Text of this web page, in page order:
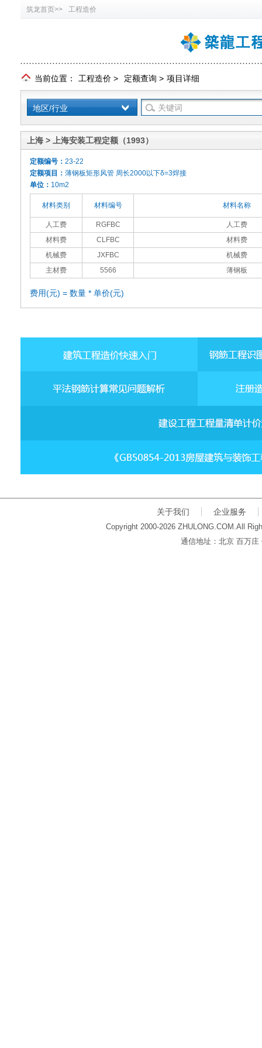
筑龙首页>> 工程造价
当前位置： 工程造价 > 定额查询 > 项目详细
地区/行业
上海 > 上海安装工程定额（1993）
定额编号： 23-22
定额项目： 薄钢板矩形风管 周长2000以下δ=3焊接
单位： 10m2
材料类别 材料编号 材料名称
人工费 RGFBC
人工费
材料费
CLFBC
材料费
机械费
JXFBC
机械费
主材费
5566 薄钢板
费用(元) = 数量 * 单价(元)
关于我们 企业服务
Copyright 2000-2026 ZHULONG.COM.All
通信地址：北京 百万